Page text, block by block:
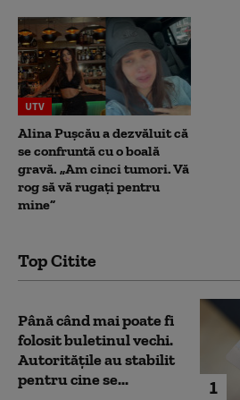
UTV
Alina Pușcău a dezvăluit că
se confruntă cu o boală
gravă. „Am cinci tumori. Vă
rog să vă rugați pentru
mine”
Top Citite
1
Până când mai poate fi
folosit buletinul vechi.
Autoritățile au stabilit
pentru cine se...